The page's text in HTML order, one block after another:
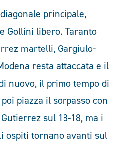
principale,
Gollini libero. Taranto
martelli, Gargiulo-
resta attaccata e il
nuovo, il primo tempo di
piazza il sorpasso con
sul 18-18, ma i
ospiti tornano avanti sul